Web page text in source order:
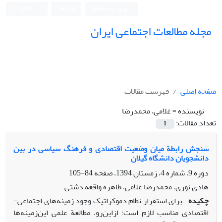
مجله مطالعات اجتماعی ایران
صفحه اصلی
فهرست مقالات
نویسنده =غلامی، محمدرضا
تعداد مقالات:
1
سنجش رابطة میان وضعیت اقتصادی و فرهنگ سیاسی در بین
دانشجویان دانشگاه گیلان
دوره 9، شماره 4، زمستان 1394، صفحه
84-105
هادی نوری، محمدرضا غلامی، طاهره واقعه دشتی
چکیده برای استقرار نظام دموکراتیک وجود زمینه‌های اجتماعی-
اقتصادی مناسب لازم است؛ ازاین‌رو، مطالعة علمی این‌زمینه‌ها